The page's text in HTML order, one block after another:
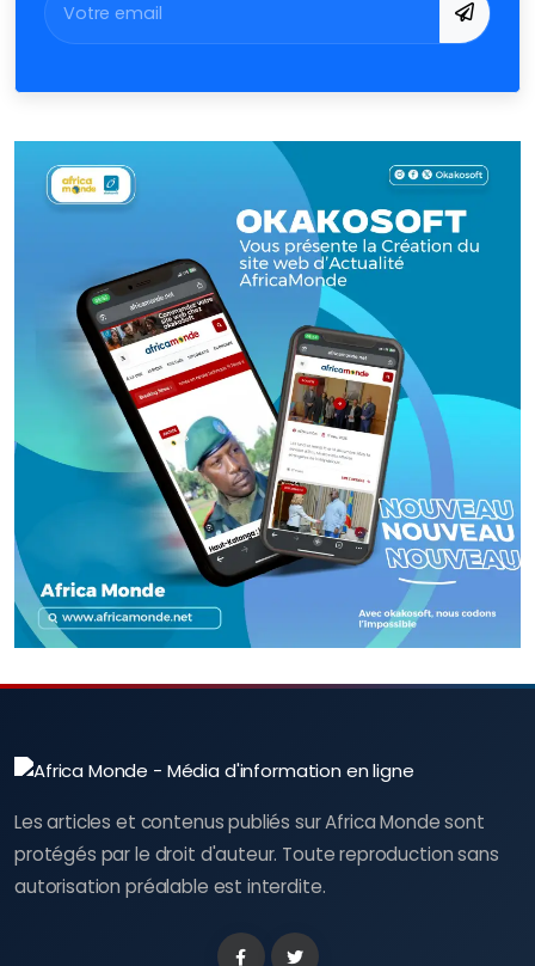
Les articles et contenus publiés sur Africa Monde sont
protégés par le droit d'auteur. Toute reproduction sans
autorisation préalable est interdite.
FacebookTwitter